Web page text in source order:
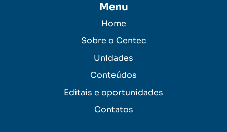
Menu
Home
Sobre o Centec
Unidades
Conteúdos
Editais e oportunidades
Contatos